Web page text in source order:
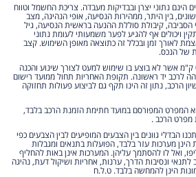
הינם נתוני יצרן ובבדיקות מעבדה. צריכת החשמל וטווח
בין היתר, ממהירות הנסיעה, אופי הנהיגה, מצב
הסביבה, קיבולת סוללת ההנעה בראשית הנסיעה, גיל
ויכולים אף להגיע לפער משמעותי לעומת נתוני
לאורך זמן ובכלל זה כתוצאה מאופן השימוש. קצב
של הנכס.
רכב 0 ק"מ, רכב יד שניה, חדש 0 ק"מ אשר לא בוצע בו שימוש למעט לצורך שינוע והכנה
לרכב יד ראשונה. תקופת האחריות תחול ממועד רישום
הרכב, נתון זה הינו תקף גם לביצוע פעולות תחזוקה
המפרט המפורסם במועד חתימת הזמנת הרכב בלבד,
מפרט הרכב .
הבדלי גוונים בין הצבעים המופיעים לבין הצבעים כפי
מערכות עזר בלבד, הפועלות בתנאים ומגבלות
ואל לו להסתמך עליהן. המערכות אינן באות להחליף
ונסיבות הדרך, ערנות, אחריות ושיקול דעת, נהיגה
הינן להמחשה בלבד. ט.ל.ח